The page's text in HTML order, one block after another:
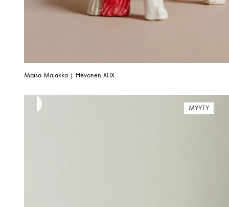
Maisa Majakka | Hevonen XLIX
MYYTY